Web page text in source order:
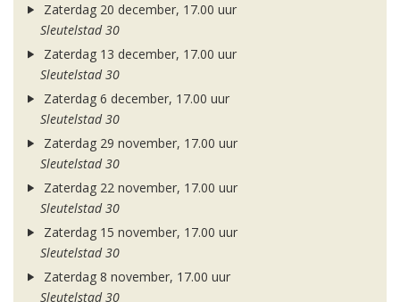
Zaterdag 20 december, 17.00 uur
Sleutelstad 30
Zaterdag 13 december, 17.00 uur
Sleutelstad 30
Zaterdag 6 december, 17.00 uur
Sleutelstad 30
Zaterdag 29 november, 17.00 uur
Sleutelstad 30
Zaterdag 22 november, 17.00 uur
Sleutelstad 30
Zaterdag 15 november, 17.00 uur
Sleutelstad 30
Zaterdag 8 november, 17.00 uur
Sleutelstad 30